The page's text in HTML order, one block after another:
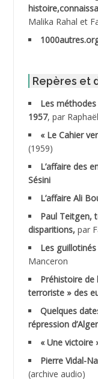
ABDOUDOU
ABID Mohamed
ABNOUN Salah
ACHACHE M.*
ACHLAF Ali
ADALMI
ADANE
ADDAD
ADDALA
ADDANE
Malika Rahal et
Repères et
Les méthodes
1957, par
« Le Cahier
(1959)
L’affaire des
Sésini
L’affaire Ali
Paul Teitgen,
disparitions, par
Les
Manceron
Préhistoire de
terroriste » des
Quelques
répression d’Alger
« Une victoire
Pierre Vidal-
(archive audio)